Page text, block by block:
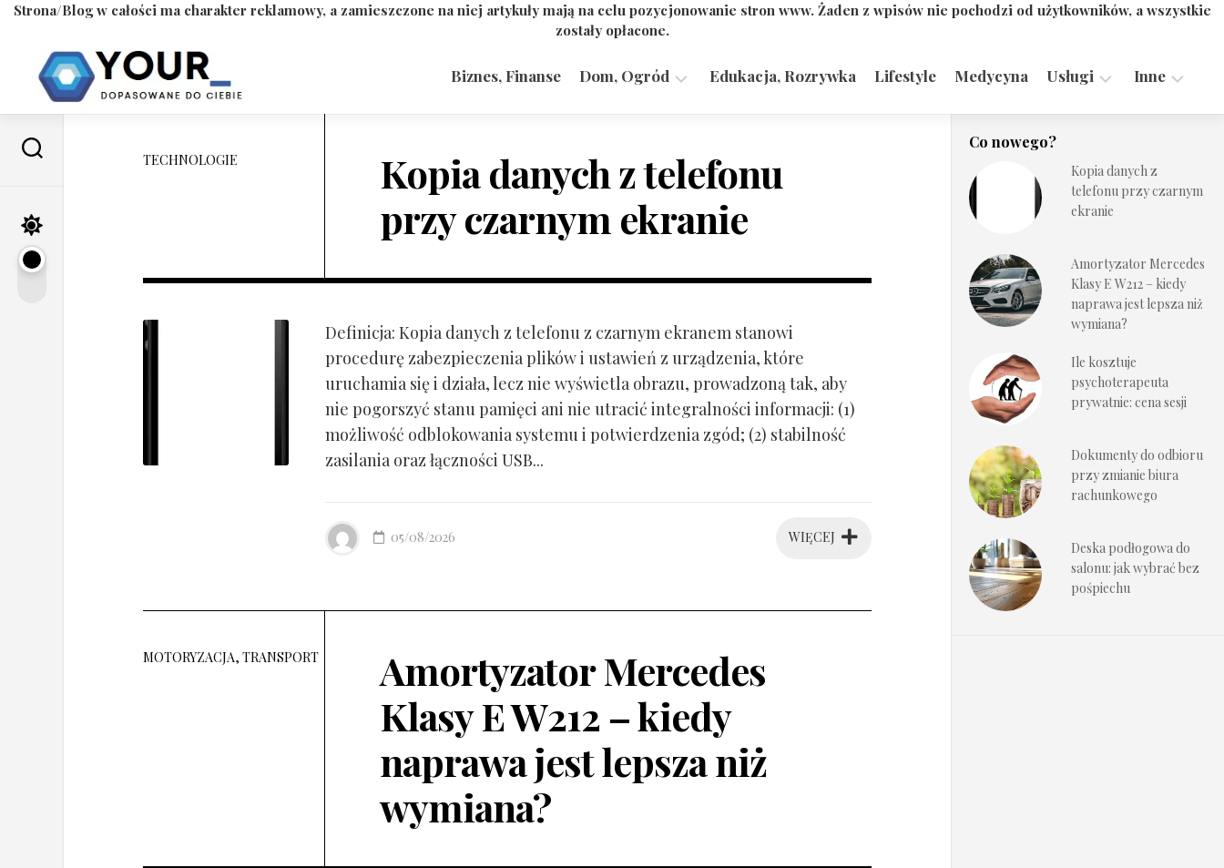
Strona/Blog w całości ma charakter reklamowy, a zamieszczone na niej artykuły mają na celu pozycjonowanie stron www. Żaden z wpisów nie pochodzi od użytkowników, a wszystkie
zostały opłacone.
content
Biznes, Finanse Dom, Ogród Edukacja, Rozrywka Lifestyle Medycyna Usługi
Technologie
Inne
TECHNOLOGIE
Kopia danych z telefonu
przy czarnym ekranie
Definicja: Kopia danych z telefonu z czarnym ekranem stanowi
procedurę zabezpieczenia plików i ustawień z urządzenia, które
uruchamia się i działa, lecz nie wyświetla obrazu, prowadzoną tak, aby
nie pogorszyć stanu pamięci ani nie utracić integralności informacji: (1)
możliwość odblokowania systemu i potwierdzenia zgód; (2) stabilność
zasilania oraz łączności USB...
WIĘCEJ
05/08/2026
MOTORYZACJA, TRANSPORT
Amortyzator Mercedes
Klasy E W212 – kiedy
naprawa jest lepsza niż
wymiana?
Co nowego?
Kopia danych z
telefonu przy czarnym
ekranie
Amortyzator Mercedes
Klasy E W212 – kiedy
naprawa jest lepsza niż
wymiana?
Ile kosztuje
psychoterapeuta
prywatnie: cena sesji
Dokumenty do odbioru
przy zmianie biura
rachunkowego
Deska podłogowa do
salonu: jak wybrać bez
pośpiechu